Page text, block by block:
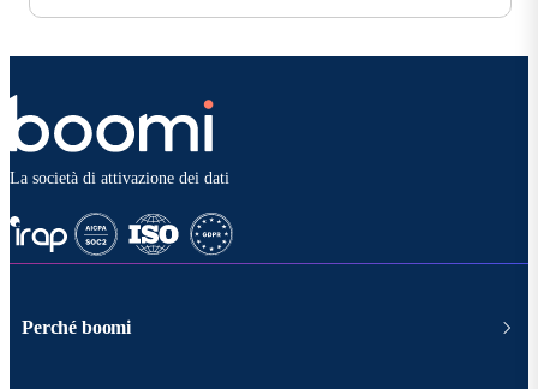
La società di attivazione dei dati
Perché boomi